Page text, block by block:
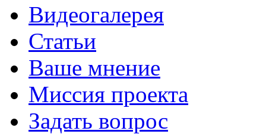
Видеогалерея
Статьи
Ваше мнение
Миссия проекта
Задать вопрос